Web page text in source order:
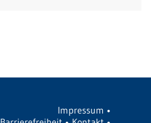
Impressum •